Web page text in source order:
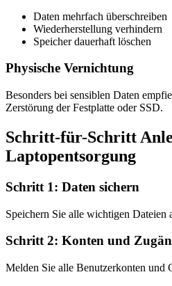
Daten mehrfach überschreiben
Wiederherstellung verhindern
Speicher dauerhaft löschen
Physische Vernichtung
Besonders bei sensiblen Daten
Zerstörung der Festplatte oder SSD.
Schritt-für-Schritt
Laptopentsorgung
Schritt 1: Daten sichern
Speichern Sie alle wichtigen Dateien
Schritt 2: Konten und
Melden Sie alle Benutzerkonten und